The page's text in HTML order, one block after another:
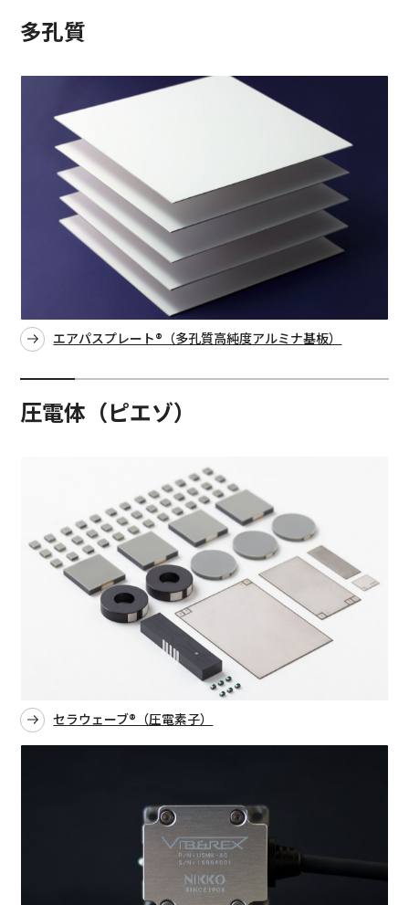
多孔質
エアパスプレート®（多孔質高純度アルミナ基板）
圧電体（ピエゾ）
セラウェーブ®（圧電素子）